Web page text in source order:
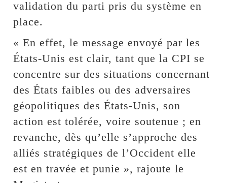
validation du parti pris du système en
place.
« En effet, le message envoyé par les
États-Unis est clair, tant que la CPI se
concentre sur des situations concernant
des États faibles ou des adversaires
géopolitiques des États-Unis, son
action est tolérée, voire soutenue ; en
revanche, dès qu’elle s’approche des
alliés stratégiques de l’Occident elle
est en travée et punie », rajoute le